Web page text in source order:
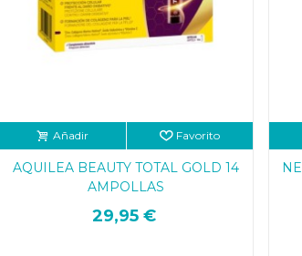
Añadir Favorito
AQUILEA BEAUTY TOTAL GOLD 14
AMPOLLAS
29,95 €